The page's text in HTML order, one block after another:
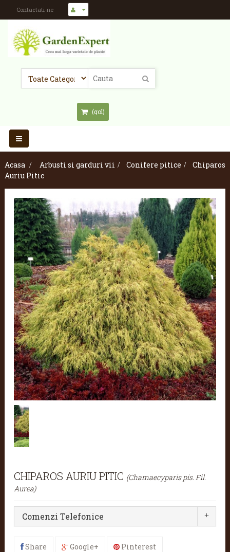
Contactati-ne
(gol)
Toggle
navigation
Acasa
> Arbusti si garduri vii > Conifere pitice >
Chiparos
Auriu Pitic
CHIPAROS AURIU PITIC (Chamaecyparis pis. Fil.
Aurea)
Comenzi Telefonice
Share Google+ Pinterest